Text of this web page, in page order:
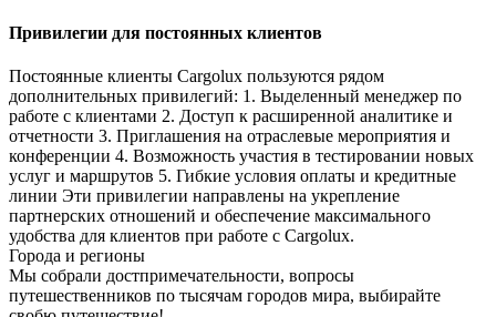
Привилегии для постоянных клиентов
Постоянные клиенты Cargolux пользуются рядом
дополнительных привилегий: 1. Выделенный менеджер по
работе с клиентами 2. Доступ к расширенной аналитике и
отчетности 3. Приглашения на отраслевые мероприятия и
конференции 4. Возможность участия в тестировании новых
услуг и маршрутов 5. Гибкие условия оплаты и кредитные
линии Эти привилегии направлены на укрепление
партнерских отношений и обеспечение максимального
удобства для клиентов при работе с Cargolux.
Города и регионы
Мы собрали достпримечательности, вопросы
путешественников по тысячам городов мира, выбирайте